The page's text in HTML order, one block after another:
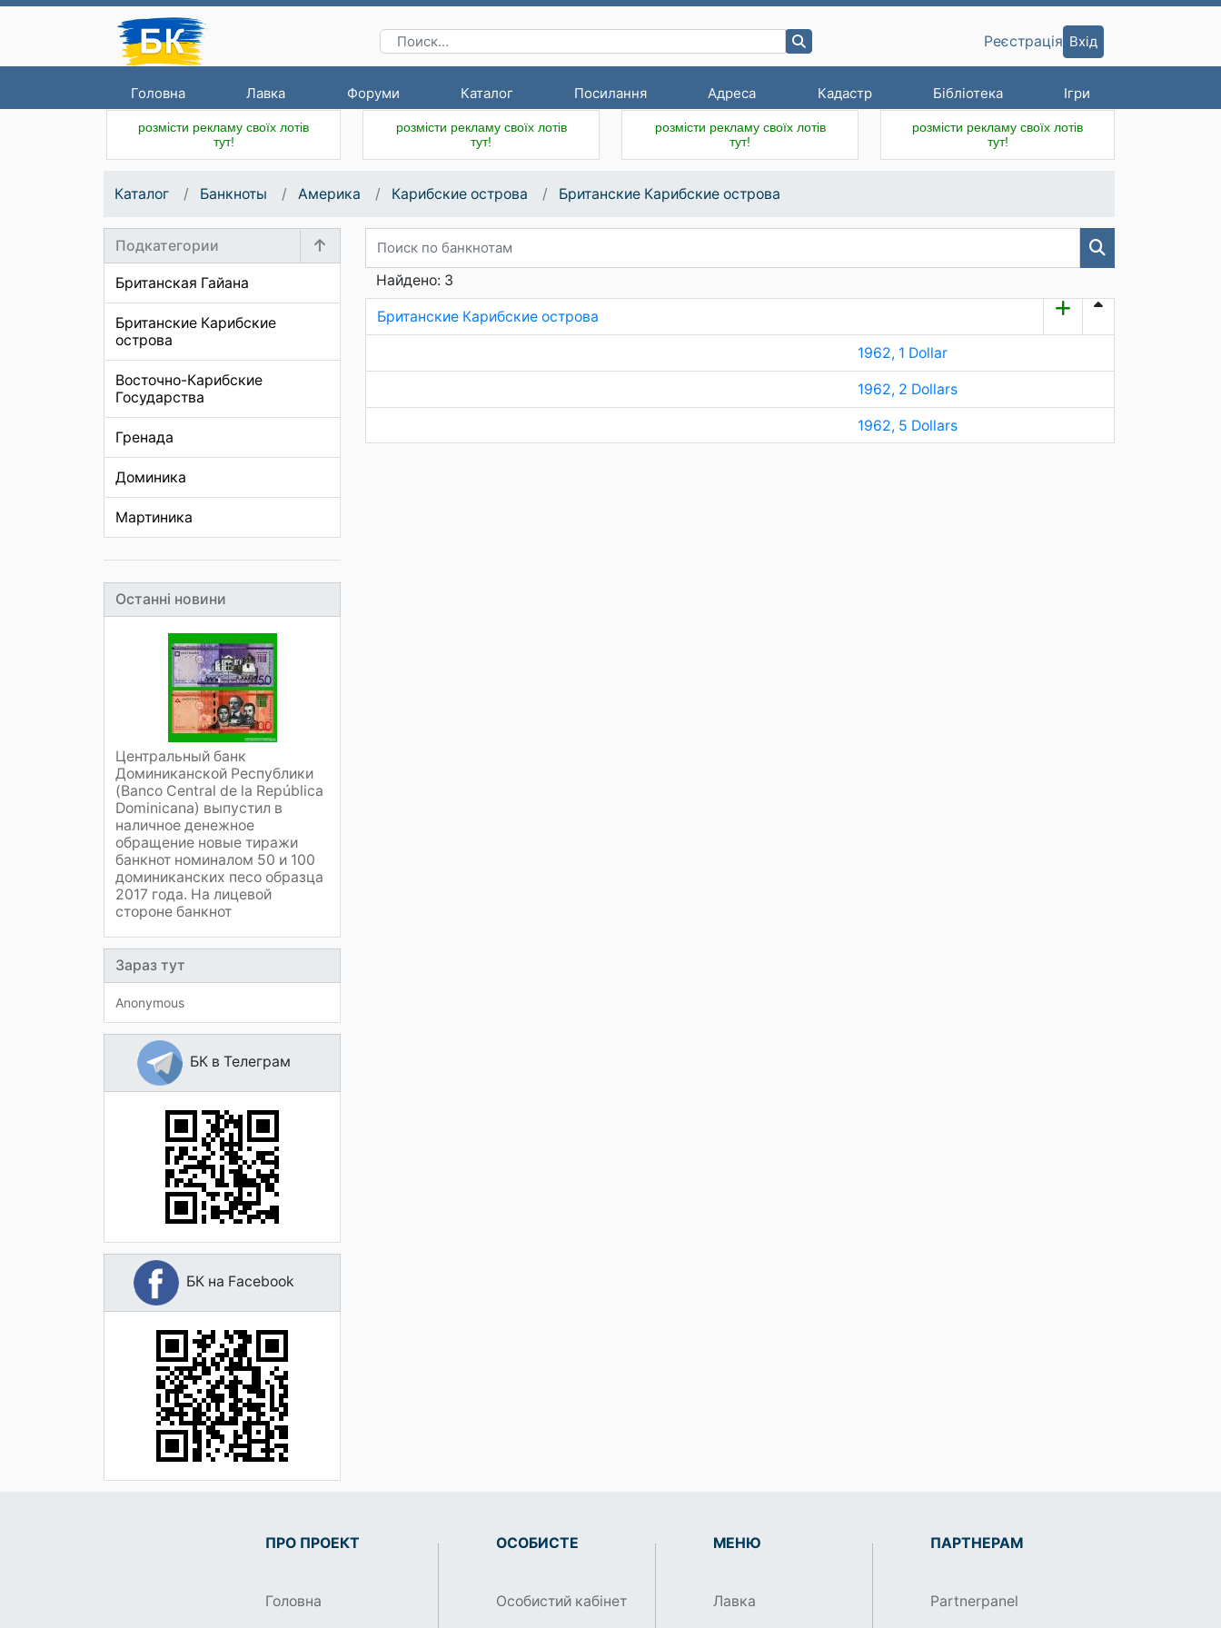
Головна Лавка Форуми Каталог Посилання Адреса Кадастр Бібліотека Ігри
Реєстрація Вхід
розмісти рекламу своїх лотів
тут!
розмісти рекламу своїх лотів
тут!
розмісти рекламу своїх лотів
тут!
розмісти рекламу своїх лотів
тут!
Каталог Банкноты Америка Карибские острова Британские Карибские острова
Подкатегории
Британская Гайана
Британские Карибские
острова
Восточно-Карибские
Государства
Гренада
Доминика
Мартиника
Останні новини
Центральный банк
Доминиканской Республики
(Banco Central de la República
Dominicana) выпустил в
наличное денежное
обращение новые тиражи
банкнот номиналом 50 и 100
доминиканских песо образца
2017 года. На лицевой
стороне банкнот
Зараз тут
Anonymous
БК в Телеграм
БК на Facebook
Найдено: 3
Британские Карибские острова
1962, 1 Dollar
1962, 2 Dollars
1962, 5 Dollars
ПРО ПРОЕКТ
Головна
ОСОБИСТЕ
Особистий кабінет
МЕНЮ
Лавка
ПАРТНЕРАМ
Partnerpanel